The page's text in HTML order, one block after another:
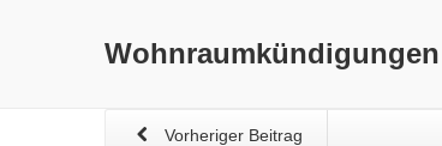
Wohnraumkündigungen
Vorheriger Beitrag